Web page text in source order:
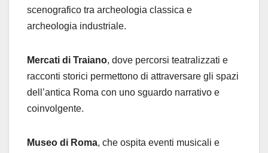
scenografico tra archeologia classica e
archeologia industriale.
Mercati di Traiano, dove percorsi teatralizzati e
racconti storici permettono di attraversare gli spazi
dell’antica Roma con uno sguardo narrativo e
coinvolgente.
Museo di Roma, che ospita eventi musicali e